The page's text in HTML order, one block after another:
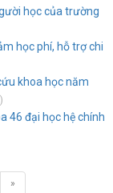
học của trường
học phí, hỗ trợ chi
khoa học năm
46 đại học hệ chính
»